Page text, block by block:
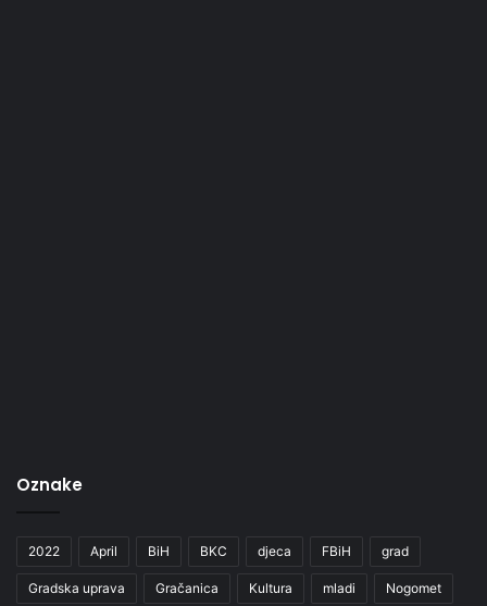
Oznake
2022 April BiH BKC djeca FBiH grad
Gradska uprava Gračanica Kultura mladi Nogomet